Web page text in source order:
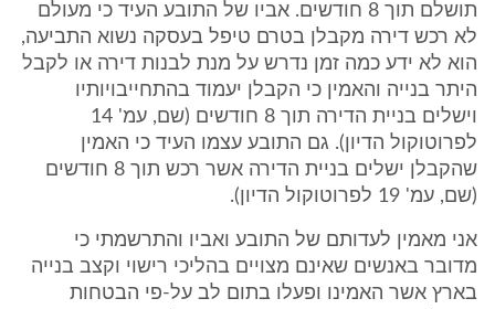
תושלם תוך 8 חודשים. אביו של התובע העיד כי מעולם
לא רכש דירה מקבלן בטרם טיפל בעסקה נשוא התביעה,
הוא לא ידע כמה זמן נדרש על מנת לבנות דירה או לקבל
היתר בנייה והאמין כי הקבלן יעמוד בהתחייבויותיו
וישלים בניית הדירה תוך 8 חודשים (שם, עמ' 14
לפרוטוקול הדיון). גם התובע עצמו העיד כי האמין
שהקבלן ישלים בניית הדירה אשר רכש תוך 8 חודשים
(שם, עמ' 19 לפרוטוקול הדיון).
אני מאמין לעדותם של התובע ואביו והתרשמתי כי
מדובר באנשים שאינם מצויים בהליכי רישוי וקצב בנייה
בארץ אשר האמינו ופעלו בתום לב על-פי הבטחות